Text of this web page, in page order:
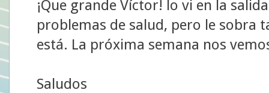
¡Que grande Víctor! lo vi en la
problemas de salud, pero le sobra
está. La próxima semana nos
Saludos